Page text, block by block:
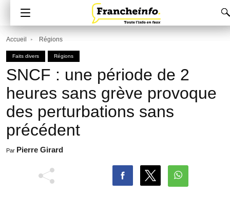
Accueil Régions
Faits divers Régions
SNCF : une période de 2
heures sans grève provoque
des perturbations sans
précédent
Par Pierre Girard